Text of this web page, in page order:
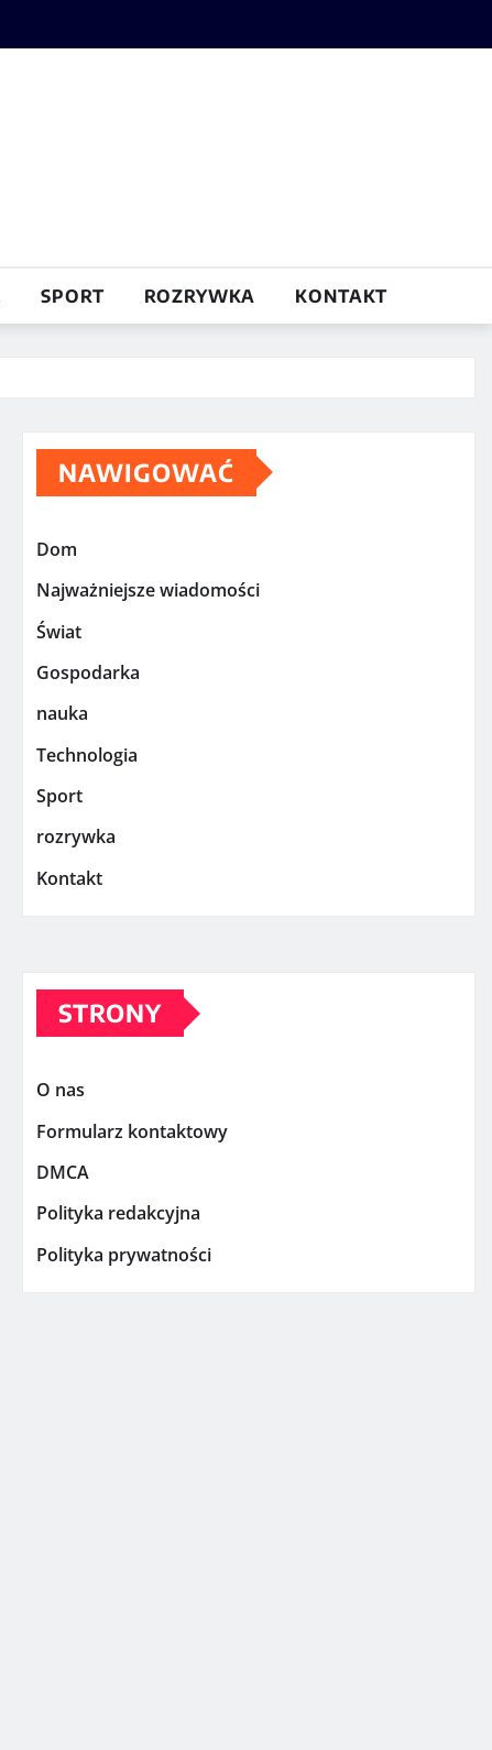
SPORT ROZRYWKA KONTAKT
NAWIGOWAĆ
Dom
Najważniejsze wiadomości
Świat
Gospodarka
nauka
Technologia
Sport
rozrywka
Kontakt
STRONY
O nas
Formularz kontaktowy
DMCA
Polityka redakcyjna
Polityka prywatności